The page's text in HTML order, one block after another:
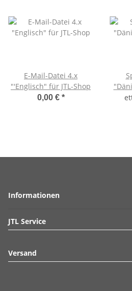
E-Mail-Datei 4.x
"'Englisch" für JTL-Shop
0,00 € *
Informationen
JTL Service
Versand